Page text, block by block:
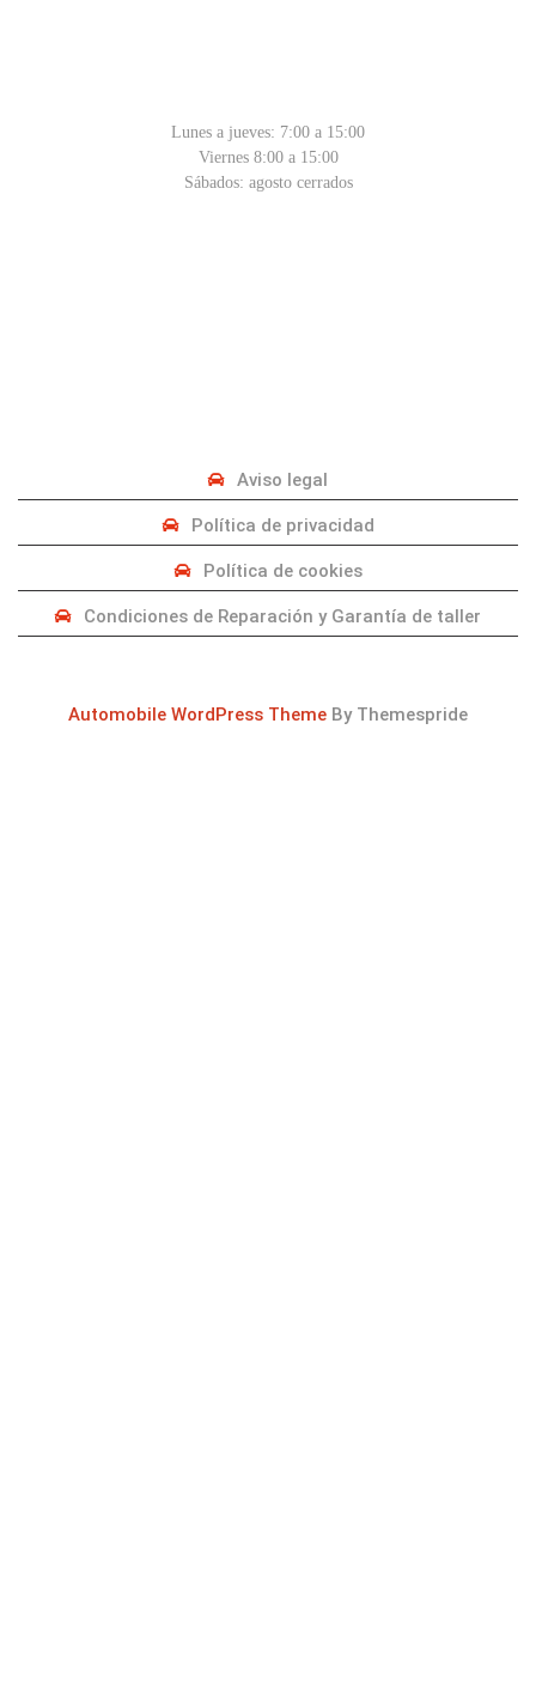
Lunes a jueves: 7:00 a 15:00
Viernes 8:00 a 15:00
Sábados: agosto cerrados
Aviso legal
Política de privacidad
Política de cookies
Condiciones de Reparación y Garantía de taller
Automobile WordPress Theme By Themespride